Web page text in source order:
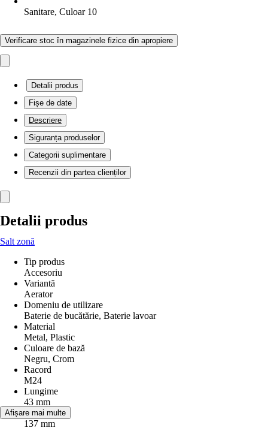
Sanitare, Culoar 10
Verificare stoc în magazinele fizice din apropiere
Detalii produs
Fișe de date
Descriere
Siguranța produselor
Categorii suplimentare
Recenzii din partea clienților
Detalii produs
Salt zonă
Tip produs
Accesoriu
Variantă
Aerator
Domeniu de utilizare
Baterie de bucătărie, Baterie lavoar
Material
Metal, Plastic
Culoare de bază
Negru, Crom
Racord
M24
Lungime
43 mm
Lăţime
137 mm
Afișare mai multe